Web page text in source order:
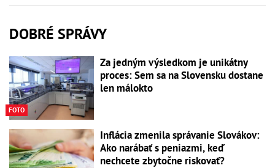
DOBRÉ SPRÁVY
FOTO
Za jedným výsledkom je unikátny
proces: Sem sa na Slovensku dostane
len málokto
Inflácia zmenila správanie Slovákov:
Ako narábať s peniazmi, keď
nechcete zbytočne riskovať?